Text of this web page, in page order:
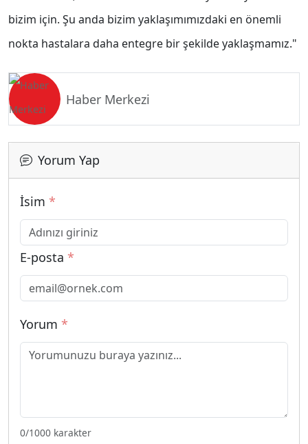
bizim için. Şu anda bizim yaklaşımımızdaki en önemli
nokta hastalara daha entegre bir şekilde yaklaşmamız."
Haber Merkezi
Yorum Yap
İsim *
E-posta *
Yorum *
0/1000 karakter